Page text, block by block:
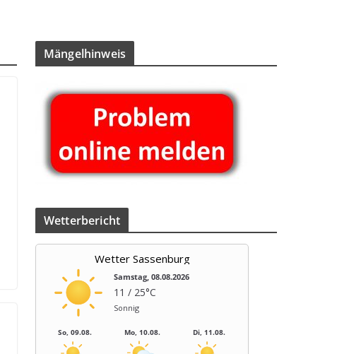
Män­gel­hin­weis
Wet­ter­be­richt
Wetter Sassenburg
Samstag, 08.08.2026
11 / 25°C
Sonnig
So, 09.08. Mo, 10.08. Di, 11.08.